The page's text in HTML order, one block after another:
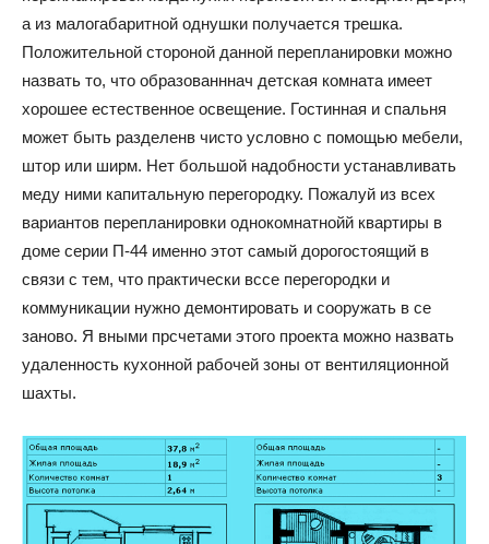
а из малогабаритной однушки получается трешка.
Положительной стороной данной перепланировки можно
назвать то, что образованннач детская комната имеет
хорошее естественное освещение. Гостинная и спальня
может быть разделенв чисто условно с помощью мебели,
штор или ширм. Нет большой надобности устанавливать
меду ними капитальную перегородку. Пожалуй из всех
вариантов перепланировки однокомнатнойй квартиры в
доме серии П-44 именно этот самый дорогостоящий в
связи с тем, что практически вссе перегородки и
коммуникации нужно демонтировать и сооружать в се
заново. Я вными прсчетами этого проекта можно назвать
удаленность кухонной рабочей зоны от вентиляционной
шахты.